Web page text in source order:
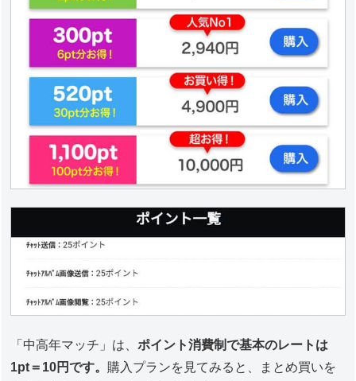
「中高年マッチ」は、ポイント消費制で基本のレートは
1pt＝10円です。 購入プランを見てみると、まとめ買いを